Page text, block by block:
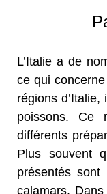
L’Italie a de
ce qui
régions
poissons. Ce
différents
Plus souvent
présentés
calamars.